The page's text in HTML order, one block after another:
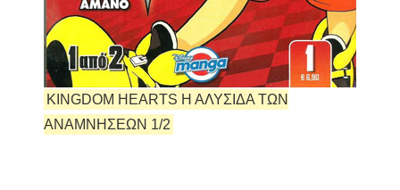
KINGDOM HEARTS Η ΑΛΥΣΙΔΑ ΤΩΝ
ΑΝΑΜΝΗΣΕΩΝ 1/2